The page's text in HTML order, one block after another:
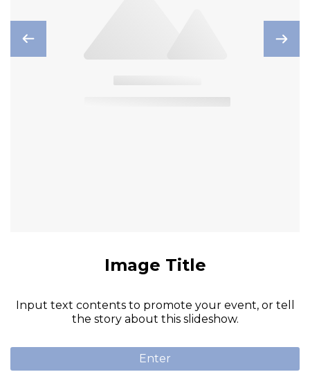
Image Title
Input text contents to promote your event, or tell
the story about this slideshow.
Enter